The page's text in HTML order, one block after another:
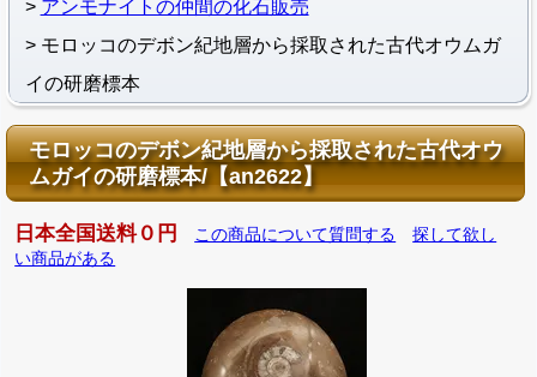
アンモナイトの仲間の化石販売
モロッコのデボン紀地層から採取された古代オウムガ
イの研磨標本
モロッコのデボン紀地層から採取された古代オウ
ムガイの研磨標本/【an2622】
日本全国送料０円 この商品について質問する
探して欲し
い商品がある